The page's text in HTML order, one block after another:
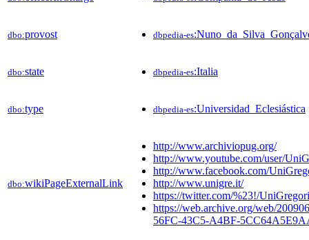
dbo:provost dbpedia-es
dbo:state dbpedia-es:Italia
dbo:type dbpedia-es:Universidad_Eclesiástica
dbo:wikiPageExternalLink
http://www.archiviopug.org/
http://www.youtube.com/user/
http://www.facebook.com/
http://www.unigre.it/
https://twitter.com/%23!/
https://web.archive.org/web/
56FC-43C5-A4BF-